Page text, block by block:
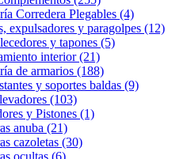
Corredera Plegables (4)
expulsadores y paragolpes (12)
y tapones (5)
interior (21)
de armarios (188)
y soportes baldas (9)
(103)
y Pistones (1)
anuba (21)
cazoletas (30)
ocultas (6)